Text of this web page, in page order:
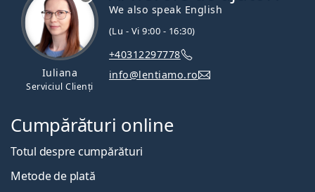
Iuliana
Serviciul Clienți
We also speak English
(Lu - Vi 9:00 - 16:30)
+40312297778
info@lentiamo.ro
Cumpărături online
Totul despre cumpărături
Metode de plată